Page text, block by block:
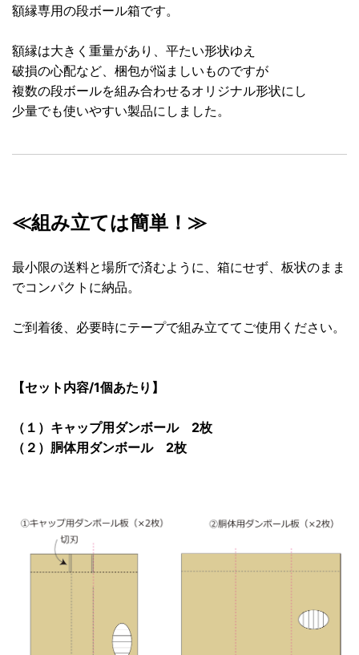
額縁専用の段ボール箱です。
額縁は大きく重量があり、平たい形状ゆえ
破損の心配など、梱包が悩ましいものですが
複数の段ボールを組み合わせるオリジナル形状にし
少量でも使いやすい製品にしました。
≪組み立ては簡単！≫
最小限の送料と場所で済むように、箱にせず、板状のまま
でコンパクトに納品。
ご到着後、必要時にテープで組み立ててご使用ください。
【セット内容/1個あたり】
（１）キャップ用ダンボール 2枚
（２）胴体用ダンボール 2枚